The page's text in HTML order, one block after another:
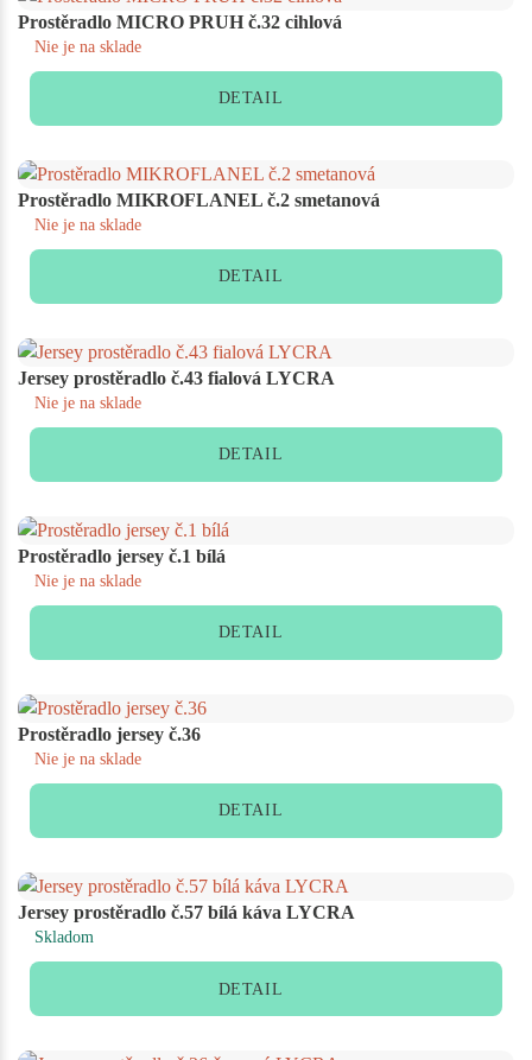
Prostěradlo MICRO PRUH č.32 cihlová
Nie je na sklade
DETAIL
Prostěradlo MIKROFLANEL č.2 smetanová
Nie je na sklade
DETAIL
Jersey prostěradlo č.43 fialová LYCRA
Nie je na sklade
DETAIL
Prostěradlo jersey č.1 bílá
Nie je na sklade
DETAIL
Prostěradlo jersey č.36
Nie je na sklade
DETAIL
Jersey prostěradlo č.57 bílá káva LYCRA
Skladom
DETAIL